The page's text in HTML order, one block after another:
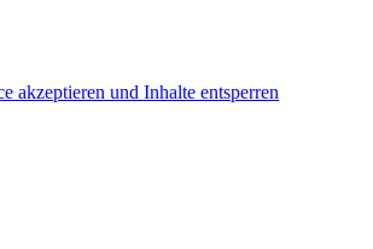
akzeptieren und Inhalte entsperren